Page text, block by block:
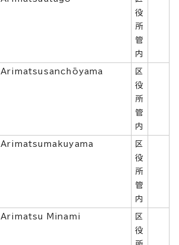
役
所
管
内
Arimatsusanchōyama
区
役
所
管
内
Arimatsumakuyama
区
役
所
管
内
Arimatsu Minami
区
役